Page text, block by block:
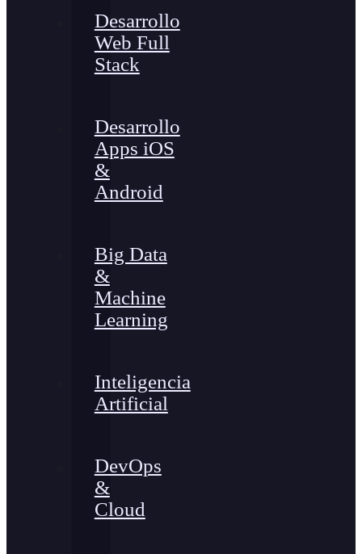
Desarrollo
Web Full
Stack
Desarrollo
Apps iOS
&
Android
Big Data
&
Machine
Learning
Inteligencia
Artificial
DevOps
&
Cloud